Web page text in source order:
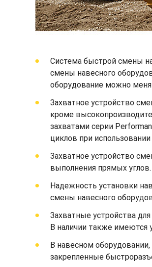
Система быстрой смены
смены навесного
оборудование можно
Захватное устройство
кроме
захватами серии
циклов при
Захватное устройство
выполнения прямых углов.
Надежность установки
смены навесного
Захватные устройства
В наличии также имеются
В навесном
закрепленные